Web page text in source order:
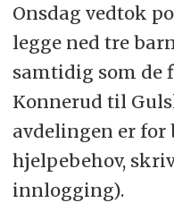
Onsdag vedtok
legge ned tre
samtidig som de
Konnerud til
avdelingen er for
hjelpebehov,
innlogging).